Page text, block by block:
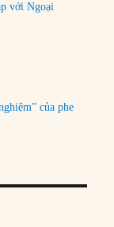
với Ngoại
của phe